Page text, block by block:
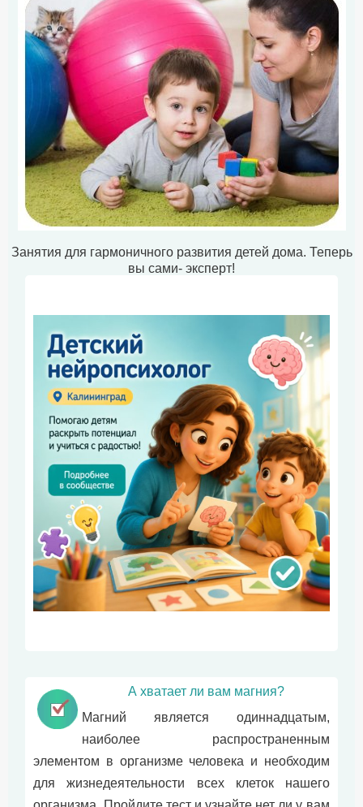
Занятия для гармоничного развития детей дома. Теперь
вы сами- эксперт!
А хватает ли вам магния?
Магний является одиннадцатым,
наиболее распространенным
элементом в организме человека и необходим
для жизнедеятельности всех клеток нашего